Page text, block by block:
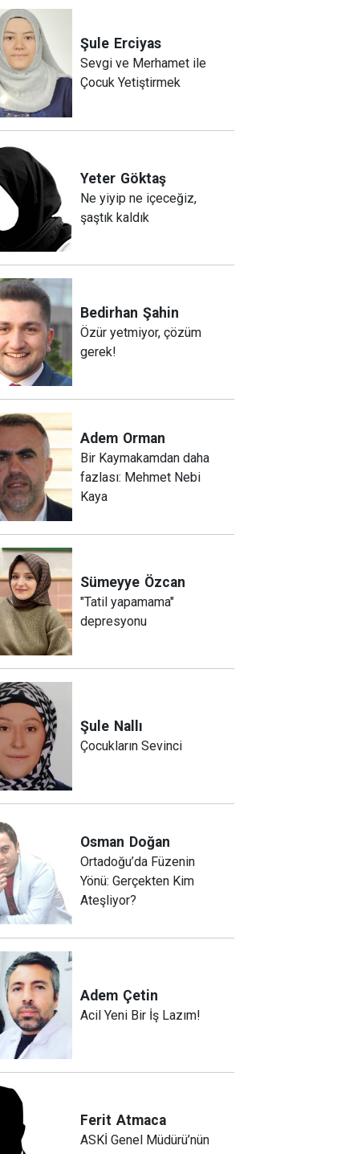
Şule Erciyas
Sevgi ve Merhamet ile
Çocuk Yetiştirmek
Yeter Göktaş
Ne yiyip ne içeceğiz,
şaştık kaldık
Bedirhan Şahin
Özür yetmiyor, çözüm
gerek!
Adem Orman
Bir Kaymakamdan daha
fazlası: Mehmet Nebi
Kaya
Sümeyye Özcan
"Tatil yapamama"
depresyonu
Şule Nallı
Çocukların Sevinci
Osman Doğan
Ortadoğu’da Füzenin
Yönü: Gerçekten Kim
Ateşliyor?
Adem Çetin
Acil Yeni Bir İş Lazım!
Ferit Atmaca
ASKİ Genel Müdürü’nün